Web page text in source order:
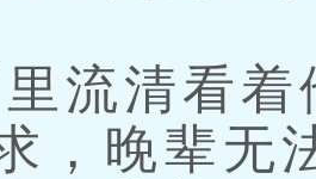
流清看着
，晚辈无